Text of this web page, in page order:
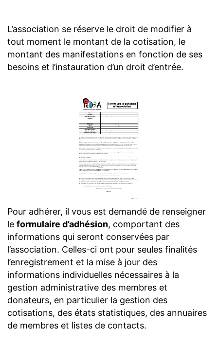
L’association se réserve le droit de modifier à
tout moment le montant de la cotisation, le
montant des manifestations en fonction de ses
besoins et l’instauration d’un droit d’entrée.
Pour adhérer, il vous est demandé de renseigner
le formulaire d’adhésion, comportant des
informations qui seront conservées par
l’association. Celles-ci ont pour seules finalités
l’enregistrement et la mise à jour des
informations individuelles nécessaires à la
gestion administrative des membres et
donateurs, en particulier la gestion des
cotisations, des états statistiques, des annuaires
de membres et listes de contacts.